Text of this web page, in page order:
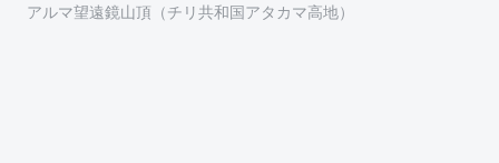
アルマ望遠鏡山頂（チリ共和国アタカマ高地）